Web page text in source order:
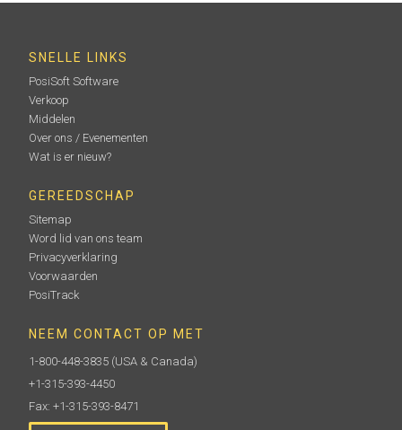
SNELLE LINKS
PosiSoft Software
Verkoop
Middelen
Over ons / Evenementen
Wat is er nieuw?
GEREEDSCHAP
Sitemap
Word lid van ons team
Privacyverklaring
Voorwaarden
PosiTrack
NEEM CONTACT OP MET
1-800-448-3835 (USA & Canada)
+1-315-393-4450
Fax: +1-315-393-8471